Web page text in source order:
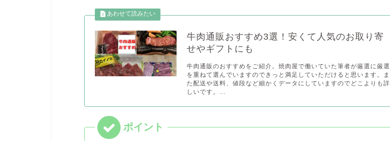
牛肉通販おすすめ3選！安くて人気のお取り寄
せやギフトにも
牛肉通販のおすすめをご紹介。焼肉屋で働いていた筆者が厳選に厳選
を重ねて選んでいますのできっと満足していただけると思います。ま
た配送や送料、値段など細かくデータにしていますのでどこよりも詳
しいです。...